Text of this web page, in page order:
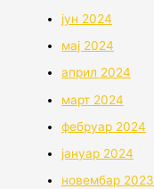
јун 2024
мај 2024
април 2024
март 2024
фебруар 2024
јануар 2024
новембар 2023